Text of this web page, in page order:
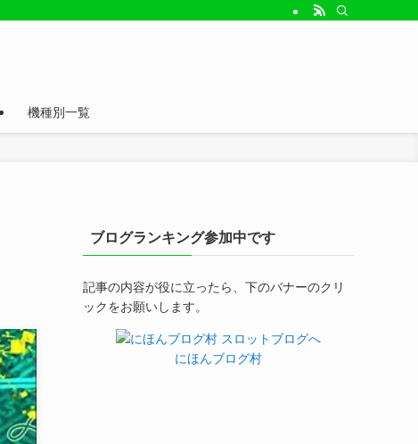
機種別一覧
ブログランキング参加中です
記事の内容が役に立ったら、下のバナーのクリ
ックをお願いします。
にほんブログ村